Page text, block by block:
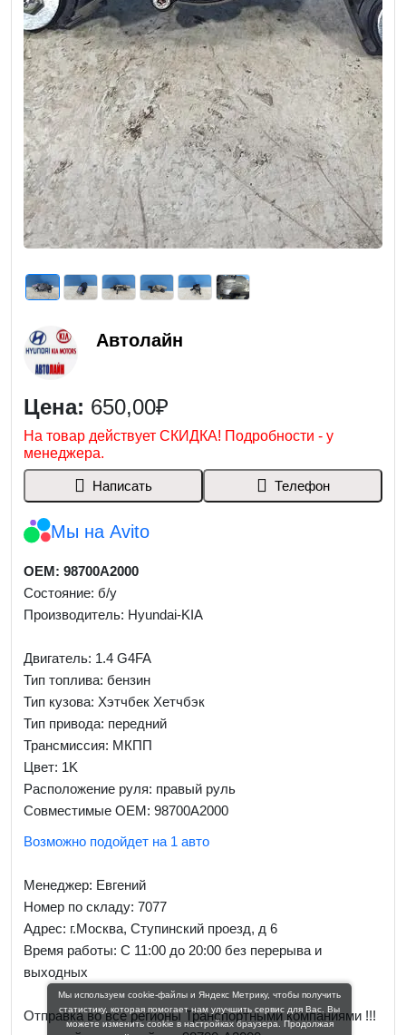
Автолайн
Цена: 650,00₽
На товар действует СКИДКА! Подробности - у
менеджера.
Написать Телефон
Мы на Avito
OEM: 98700A2000
Состояние: б/у
Производитель: Hyundai-KIA
Двигатель: 1.4 G4FA
Тип топлива: бензин
Тип кузова: Хэтчбек Хетчбэк
Тип привода: передний
Трансмиссия: МКПП
Цвет: 1K
Расположение руля: правый руль
Совместимые OEM: 98700A2000
Возможно подойдет на 1 авто
Менеджер: Евгений
Номер по складу: 7077
Адрес: г.Москва, Ступинский проезд, д 6
Время работы: С 11:00 до 20:00 без перерыва и
выходных
Отправка во все регионы Транспортными компаниями !!!
Мы используем cookie-файлы и Яндекс Метрику, чтобы получить
статистику, которая помогает нам улучшить сервис для Вас. Вы
можете изменить cookie в настройках браузера. Продолжая